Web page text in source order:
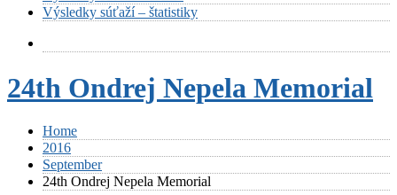
Výsledky súťaží – štatistiky
24th Ondrej Nepela Memorial
Home
2016
September
24th Ondrej Nepela Memorial